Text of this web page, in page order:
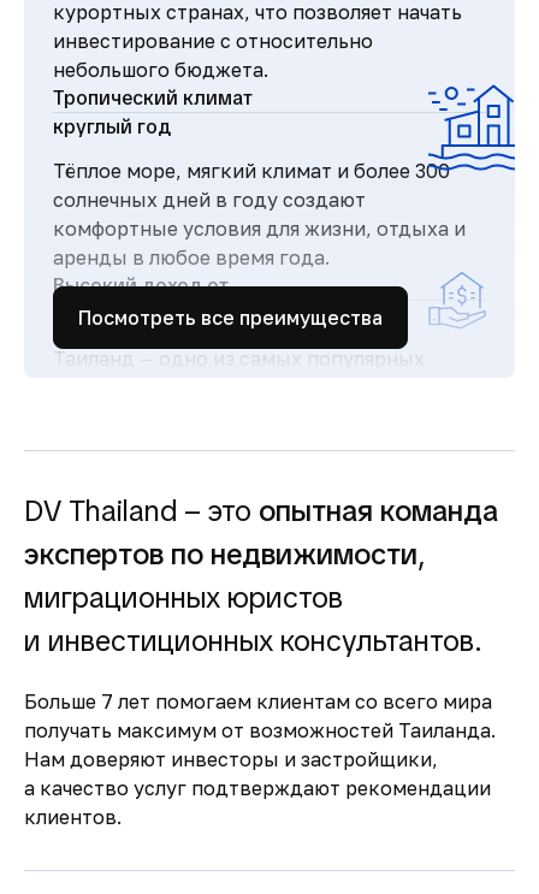
курортных странах, что позволяет начать
инвестирование с относительно
небольшого бюджета.
Тропический климат
круглый год
Тёплое море, мягкий климат и более 300
солнечных дней в году создают
комфортные условия для жизни, отдыха и
аренды в любое время года.
Высокий доход от
аренды
Таиланд — одно из самых популярных
высокий спрос на аренду недвижимости.
покупка
Понятная процедура покупки для
иностранцев и сопровождение юристов
делают сделки быстрыми и безопасными.
Комфортная жизнь и
инфраструктура
Современные больницы, международные
школы, торговые центры и высокий
уровень сервиса обеспечивают комфорт
для жизни и отдыха.
Посмотреть все преимущества
DV Thailand – это опытная команда
экспертов по недвижимости,
миграционных юристов
и инвестиционных консультантов.
Больше 7 лет помогаем клиентам со всего мира
получать максимум от возможностей Таиланда.
Нам доверяют инвесторы и застройщики,
а качество услуг подтверждают рекомендации
клиентов.